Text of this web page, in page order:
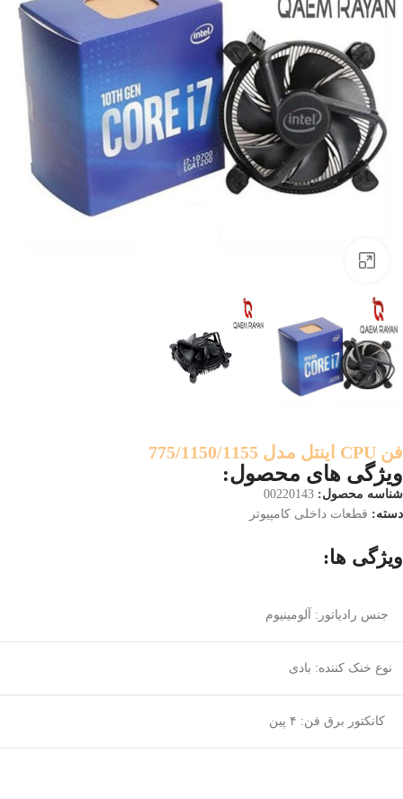
فن CPU اینتل مدل 775/1150/1155
ویژگی های محصول:
شناسه محصول: 00220143
دسته: قطعات داخلی کامپیوتر
ویژگی ها:
جنس رادیاتور: آلومینیوم
نوع خنک کننده: بادی
کانکتور برق فن: ۴ پین